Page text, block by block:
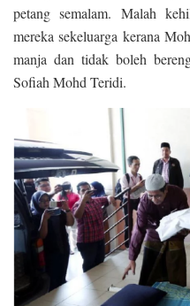
petang semalam. Malah
mereka sekeluarga kerana
manja dan tidak boleh
Sofiah Mohd Teridi.